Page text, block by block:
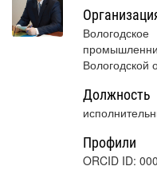
Вологодской
Должность
Профили
ORCID ID: